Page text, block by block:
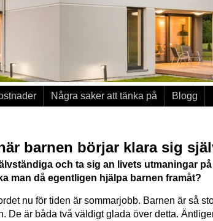
Några saker att tänka på Blogg
barnen börjar klara sig
och ta sig an livets utmaningar
man då egentligen hjälpa barnen framåt?
nu för tiden är sommarjobb. Barnen är så
De är båda två väldigt glada över detta.